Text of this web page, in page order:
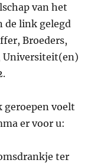
van het
de link gelegd
Broeders,
Universiteit(en)
geroepen voelt
er voor u:
ter